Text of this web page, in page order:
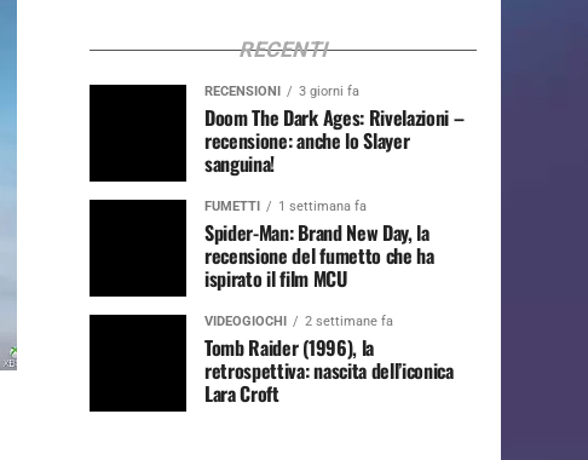
RECENTI
RECENSIONI 3 giorni fa
Doom The Dark Ages: Rivelazioni –
recensione: anche lo Slayer
sanguina!
FUMETTI 1 settimana fa
Spider-Man: Brand New Day, la
recensione del fumetto che ha
ispirato il film MCU
VIDEOGIOCHI 2 settimane fa
Tomb Raider (1996), la
retrospettiva: nascita dell’iconica
Lara Croft